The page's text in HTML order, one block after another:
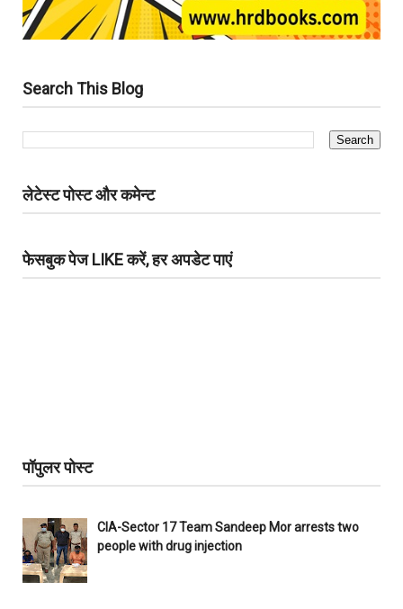
Search This Blog
लेटेस्ट पोस्ट और कमेन्ट
फेसबुक पेज LIKE करें, हर अपडेट पाएं
पॉपुलर पोस्ट
CIA-Sector 17 Team Sandeep Mor arrests two
people with drug injection